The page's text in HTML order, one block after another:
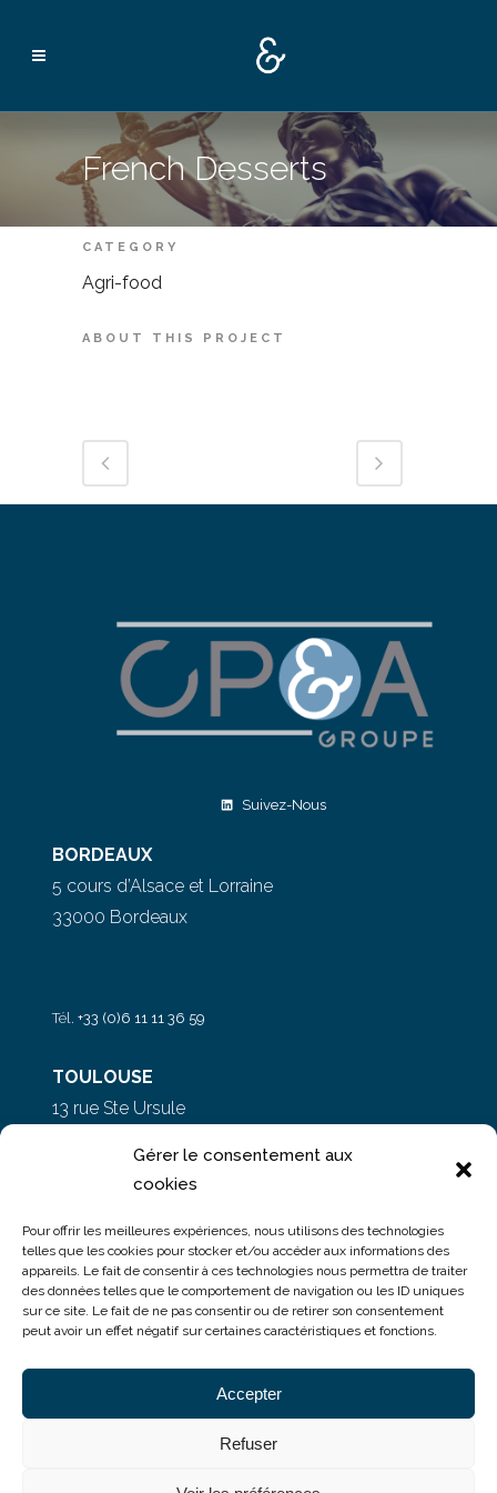
Gérer le consentement aux
cookies
Pour offrir les meilleures expériences, nous utilisons des technologies
telles que les cookies pour stocker et/ou accéder aux informations des
appareils. Le fait de consentir à ces technologies nous permettra de traiter
des données telles que le comportement de navigation ou les ID uniques
sur ce site. Le fait de ne pas consentir ou de retirer son consentement
peut avoir un effet négatif sur certaines caractéristiques et fonctions.
Accepter
Refuser
French Desserts
CATEGORY
Agri-food
ABOUT THIS PROJECT
Suivez-Nous
BORDEAUX
5 cours d’Alsace et Lorraine
33000 Bordeaux
Tél.+33 (0)6 11 11 36 59
TOULOUSE
13 rue Ste Ursule
5 rue du Colonel Moll
75017 Paris